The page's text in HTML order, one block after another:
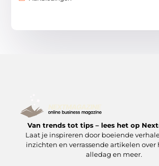
Van trends tot tips – lees het op
Laat je inspireren door boeiende
inzichten en verrassende artikelen over
alledag en meer.